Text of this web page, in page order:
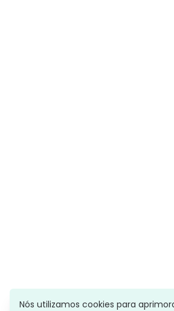
Nós utilizamos cookies para